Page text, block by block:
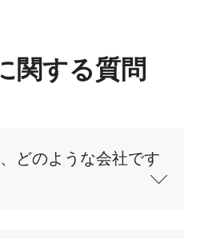
関する質問
どのような会社です